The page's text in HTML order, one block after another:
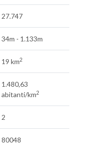
27.747
34m - 1.133m
19 km2
1.480,63
abitanti/km2
2
80048